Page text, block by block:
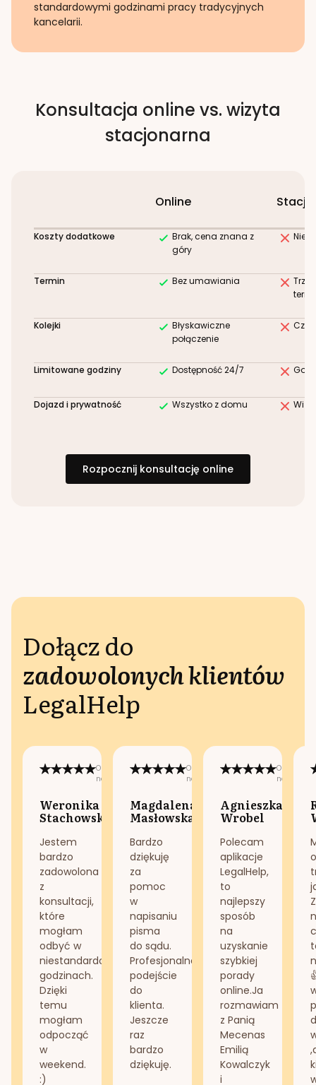
standardowymi godzinami pracy tradycyjnych
kancelarii.
Konsultacja online vs. wizyta
stacjonarna
Online
Koszty dodatkowe
Brak, cena znana z
góry
Termin Bez umawiania
Kolejki
Błyskawiczne
połączenie
Limitowane godziny Dostępność 24/7
Dojazd i prywatność Wszystko z domu
Rozpocznij konsultację online
Dołącz do
zadowolonych klientów
LegalHelp
Opublikowano
na:
Weronika
Stachowska
Jestem
bardzo
zadowolona
z
konsultacji,
które
mogłam
odbyć w
niestandardowych
godzinach.
Dzięki
temu
mogłam
odpocząć
w
weekend.
:)
Opublikowano
na:
Magdalena
Masłowska
Bardzo
dziękuję
za
pomoc
w
napisaniu
pisma
do sądu.
Profesjonalne
podejście
do
klienta.
Jeszcze
raz
bardzo
dziękuję.
na:
Agnieszka
Wrobel
Polecam
aplikacje
LegalHelp,
to
najlepszy
sposób
na
uzyskanie
szybkiej
porady
online.Ja
rozmawiam
z Panią
Mecenas
Emilią
Kowalczyk
i